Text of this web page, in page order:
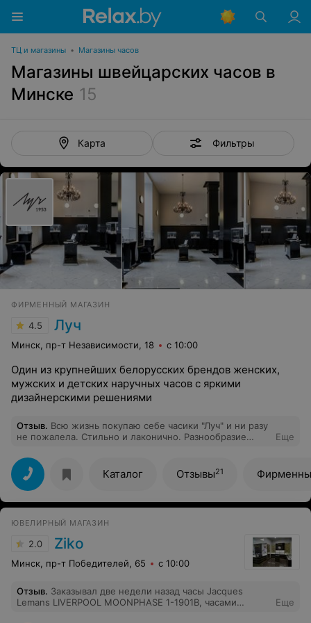
ТЦ и магазины • Магазины часов
Магазины швейцарских часов в
Минске 15
Карта Фильтры
ФИРМЕННЫЙ МАГАЗИН
4.5 Луч
Минск, пр-т Независимости, 18 с 10:00
Один из крупнейших белорусских брендов женских,
мужских и детских наручных часов с яркими
дизайнерскими решениями
Отзыв. Всю жизнь покупаю себе часики "Луч" и ни разу
не пожалела. Стильно и лаконично. Разнообразие
Персонал в магазине отзывчивый, покупка в одно
удовольствие!
Еще
Каталог Отзывы21
ЮВЕЛИРНЫЙ МАГАЗИН
2.0 Ziko
Минск, пр-т Победителей, 65 с 10:00
Отзыв. Заказывал две недели назад часы Jacques
Lemans LIVERPOOL MOONPHASE 1-1901B, часами
Еще